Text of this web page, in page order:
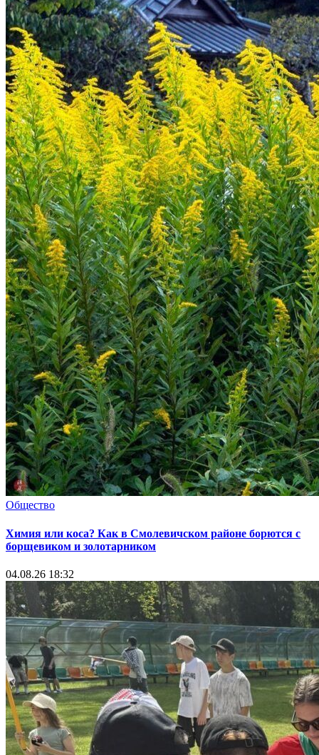
Общество
Химия или коса? Как в Смолевичском районе борются с
борщевиком и золотарником
04.08.26 18:32